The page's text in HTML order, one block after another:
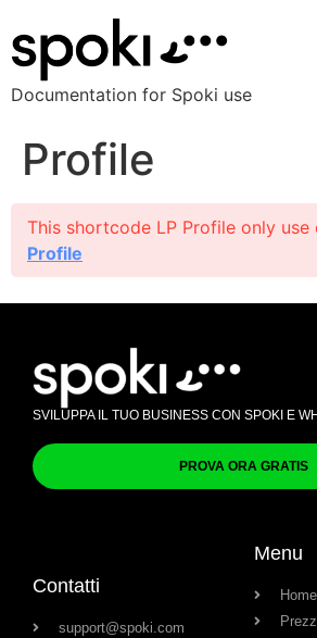
Documentation for Spoki use
Profile
This shortcode LP Profile only use
Profile
SVILUPPA IL TUO BUSINESS CON SPOKI E
PROVA ORA GRATIS
Contatti
support@spoki.com
Menu
Home